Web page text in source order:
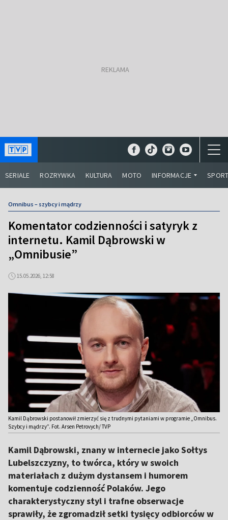
SERIALE ROZRYWKA KULTURA MOTO INFORMACJE
Omnibus – szybcy i mądrzy
Komentator codzienności i satyryk z
internetu. Kamil Dąbrowski w
„Omnibusie”
15.05.2026, 12:58
Kamil Dąbrowski postanowił zmierzyć się z trudnymi pytaniami w programie „Omnibus.
Szybcy i mądrzy”. Fot. Arsen Petrovych/ TVP
Kamil Dąbrowski, znany w internecie jako Sołtys
Lubelszczyzny, to twórca, który w swoich
materiałach z dużym dystansem i humorem
komentuje codzienność Polaków. Jego
charakterystyczny styl i trafne obserwacje
sprawiły, że zgromadził setki tysięcy odbiorców w